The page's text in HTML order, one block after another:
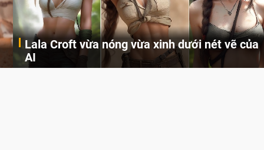
Lala Croft vừa nóng vừa xinh dưới nét vẽ của